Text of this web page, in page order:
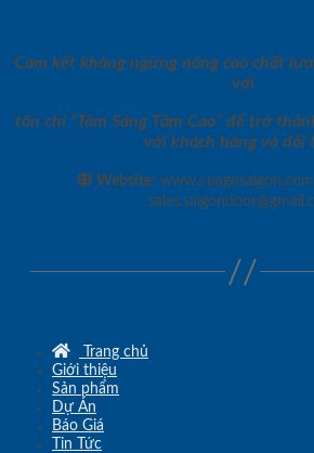
Cam kết không ngừng nâng cao chất
với
tôn chỉ “Tâm Sáng Tầm Cao” để trở
với khách hàng và đối
Website:
Trang chủ
Giới thiệu
Sản phẩm
Dự Án
Báo Giá
Tin Tức